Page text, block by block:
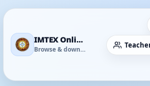
IMTEX Online Media Library
Browse & download